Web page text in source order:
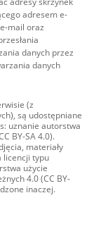
adresem e-
mail oraz
danych przez
danych
(z
są udostępniane
uznanie autorstwa
BY-SA 4.0).
materiały
licencji typu
użycie
4.0 (CC BY-
inaczej.